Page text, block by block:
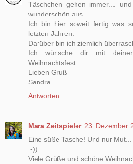
Täschchen gehen immer....
wunderschön aus.
Ich bin hier soweit fertig was
letzten Jahren.
Darüber bin ich ziemlich
Ich wünsche dir mit
Weihnachtsfest.
Lieben Gruß
Sandra
Antworten
Mara Zeitspieler 23. Dezember
Eine süße Tasche! Und nur
:-))
Viele Grüße und schöne